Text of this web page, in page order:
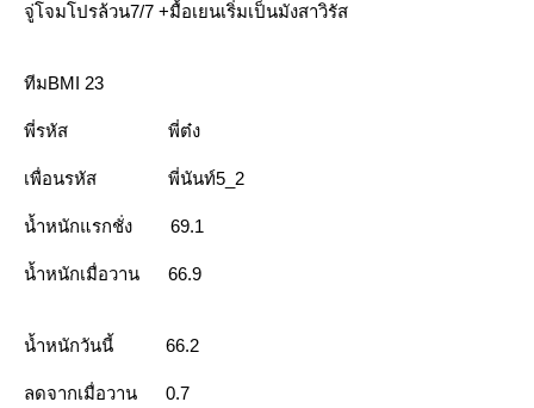
จู่โจมโปรล้วน7/7 +มื้อเยนเริ่มเป็นมังสาวิรัส
ทีมBMI 23
พี่รหัส พี่ต๋ง
เพื่อนรหัส พี่นันท์5_2
น้ำหนักแรกชั่ง 69.1
น้ำหนักเมื่อวาน 66.9
น้ำหนักวันนี้ 66.2
ลดจากเมื่อวาน 0.7